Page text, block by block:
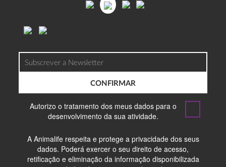
CONFIRMAR
Autorizo o tratamento dos meus dados para o
desenvolvimento da sua atividade.
A Animalife respeita e protege a privacidade dos seus
dados. Poderá exercer o seu direito de acesso,
retificação e eliminação da informação disponibilizada